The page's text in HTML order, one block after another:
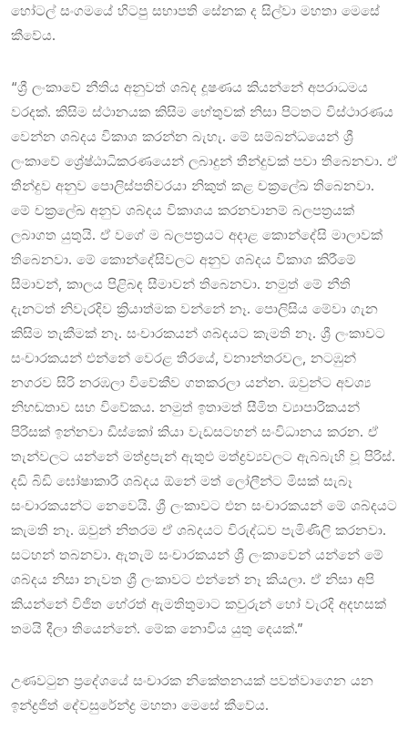
‍හෝටල් සංගමයේ හිටපු සභාපති සේනක ද සිල්වා මහතා මෙසේ
කීවේය.
“ශ්‍රී ලංකාවේ නීතිය අනුවත් ශබ්ද දූෂණය කියන්නේ අපරාධමය
වරදක්. කිසිම ස්ථානයක කිසිම හේතුවක් නිසා පිටතට විස්ථාරණය
වෙන්න ශබ්දය විකාශ කරන්න බැහැ. මේ සම්බන්ධයෙන් ශ්‍රී
ලංකාවේ ශ්‍රේෂ්ඨාධිකරණයෙන් ලබාදුන් තීන්දුවක් පවා තිබෙනවා. ඒ
තීන්දුව අනුව පෙ‍ාලිස්පතිවරයා නිකුත් කළ චක්‍රලේඛ තිබෙනවා.
මේ චක්‍රලේඛ අනුව ශබ්දය විකාශය කරනවානම් බලපත්‍රයක්
ලබාගත යුතුයි. ඒ වගේ ම බලපත්‍රයට අදාළ කොන්දේසි මාලාවක්
තිබෙනවා. මේ කොන්දේසිවලට අනුව ශබ්දය විකාශ කිරීමේ
සීමාවන්, කාලය පිළිබඳ සීමාවන් තිබෙනවා. නමුත් මේ නීති
දැනටත් නිවැරදිව ක්‍රියාත්මක වන්නේ නෑ. පොලිසිය මේවා ගැන
කිසිම තැකීමක් නෑ. සංචාරකයන් ශබ්දයට කැමති නෑ. ශ්‍රී ලංකාවට
සංචාරකයන් එන්නේ වෙරළ තීරයේ, වනාන්තරවල, නටඹුන්
නගරව සිරි නරඹලා විවේකීව ගතකරලා යන්න. ඔවුන්ට අවශ්‍ය
නිහඬතාව සහ විවේකය. නමුත් ඉතාමත් සීමිත ව්‍යාපාරිකයන්
පිරිසක් ඉන්නවා ඩිස්කෝ කියා වැඩසටහන් සංවිධානය කරන. ඒ
තැන්වලට යන්නේ මත්ද්‍රපැන් ඇතුළු මත්ද්‍රව්‍යවලට ඇබ්බැහි වූ පිරිස්.
දඩි බිඩි ඝෝෂාකාරී ශබ්දය ඕනේ මත් ලෝලීන්ට මිසක් සැබෑ
සංචාරකයන්ට නෙවෙයි. ශ්‍රී ලංකාවට එන සංචාරකයන් මේ ශබ්දයට
කැමති නෑ. ඔවුන් නිතරම ඒ ශබ්දයට විරුද්ධව පැමිණිලි කරනවා.
සටහන් තබනවා. ඇතැම් සංචාරකයන් ශ්‍රී ලංකාවෙන් යන්නේ මේ
ශබ්දය නිසා නැවත ශ්‍රී ලංකාවට එන්නේ නෑ කියලා. ඒ නිසා අපි
කියන්නේ විජිත හේරත් ඇමතිතුමාට කවුරුන් හෝ වැරදි අදහසක්
තමයි දීලා තියෙන්නේ. මේක නොවිය යුතු දෙයක්.”
උණවටුන ප්‍රදේශයේ සංචාරක නිකේතනයක් පවත්වාගෙන යන
ඉන්ද්‍රජිත් දේවසුරේන්ද්‍ර මහතා මෙසේ කීවේය.